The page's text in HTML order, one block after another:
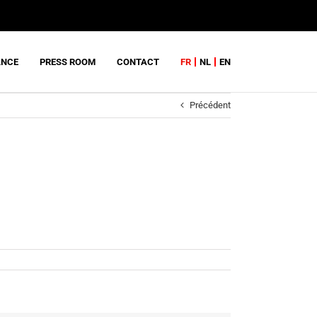
PRESS ROOM CONTACT FR NL EN
Précédent